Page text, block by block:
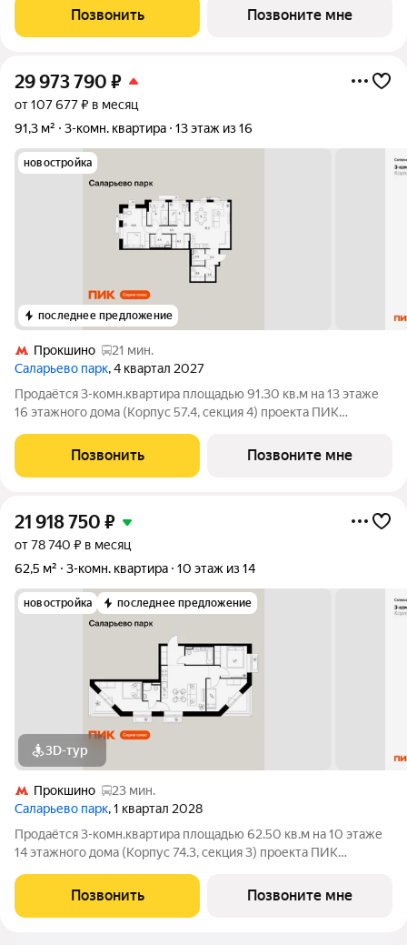
функциональная планировка, большие окна, с отделкой. Жилой
район «Саларьево
Позвонить Позвоните мне
29 973 790 ₽
от 107 677 ₽ в месяц
91,3 м²
3-комн. квартира 13 этаж из 16
новостройка
последнее предложение
Прокшино
21 мин.
Саларьево парк, 4 квартал 2027
Продаётся 3-комн.квартира площадью 91.30 кв.м на 13 этаже
16 этажного дома (Корпус 57.4, секция 4) проекта ПИК
земли, функциональная планировка, большие окна, с отделкой.
Жилой район «Саларьево
Позвонить Позвоните мне
21 918 750 ₽
от 78 740 ₽ в месяц
62,5 м²
3-комн. квартира 10 этаж из 14
новостройка последнее предложение
3D-тур
Прокшино
23 мин.
Саларьево парк, 1 квартал 2028
Продаётся 3-комн.квартира площадью 62.50 кв.м на 10 этаже
14 этажного дома (Корпус 74.3, секция 3) проекта ПИК
земли, функциональная планировка, большие окна, с отделкой.
Жилой район «Саларьево
Позвонить Позвоните мне